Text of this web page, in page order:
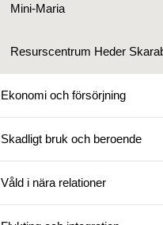
Mini-Maria
Resurscentrum Heder
Ekonomi och försörjning
Skadligt bruk och beroende
Våld i nära relationer